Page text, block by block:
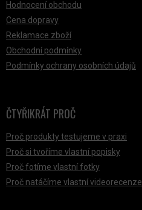
Hodnocení obchodu
Cena dopravy
Reklamace zboží
Obchodní podmínky
Podmínky ochrany osobních údajů
ČTYŘIKRÁT PROČ
Proč produkty testujeme v praxi
Proč si tvoříme vlastní popisky
Proč fotíme vlastní fotky
Proč natáčíme vlastní videorecenze